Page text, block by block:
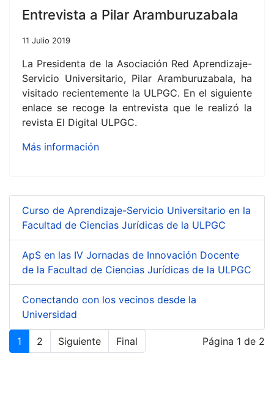
Entrevista a Pilar Aramburuzabala
11 Julio 2019
La Presidenta de la Asociación Red Aprendizaje-
Servicio Universitario, Pilar Aramburuzabala, ha
visitado recientemente la ULPGC. En el siguiente
enlace se recoge la entrevista que le realizó la
revista El Digital ULPGC.
Más información
Curso de Aprendizaje-Servicio Universitario en la
Facultad de Ciencias Jurídicas de la ULPGC
ApS en las IV Jornadas de Innovación Docente
de la Facultad de Ciencias Jurídicas de la ULPGC
Conectando con los vecinos desde la
Universidad
1 2 Siguiente Final Página 1 de 2